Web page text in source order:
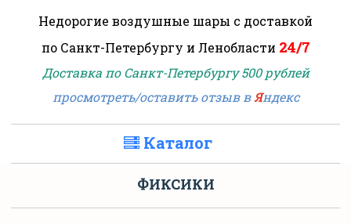
Недорогие воздушные шары с доставкой
по Санкт-Петербургу и Ленобласти 24/7
Доставка по Санкт-Петербургу 500 рублей
просмотреть/оставить отзыв вЯндекс
Каталог
ФИКСИКИ